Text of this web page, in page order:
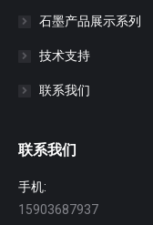
石墨产品展示系列
技术支持
联系我们
联系我们
手机:
15903687937